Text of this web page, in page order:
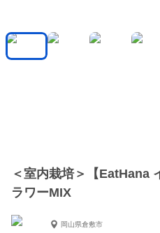
＜室内栽培＞【EatHana
ラワーMIX
岡山県倉敷市